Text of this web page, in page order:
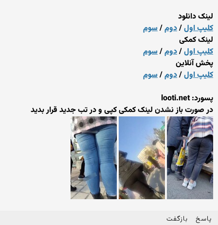
لینک دانلود
کلیپ اول/دوم/سوم
لینک کمکی
کلیپ اول/دوم/سوم
پخش آنلاین
کلیپ اول/دوم/سوم
پسورد: looti.net
در صورت باز نشدن لینک کمکی کپی و در تب جدید قرار بدید
پاسخ بازگفت